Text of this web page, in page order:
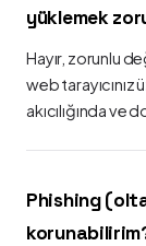
yüklemek
Hayır, zorunlu
web
akıcılığında ve
Phishing